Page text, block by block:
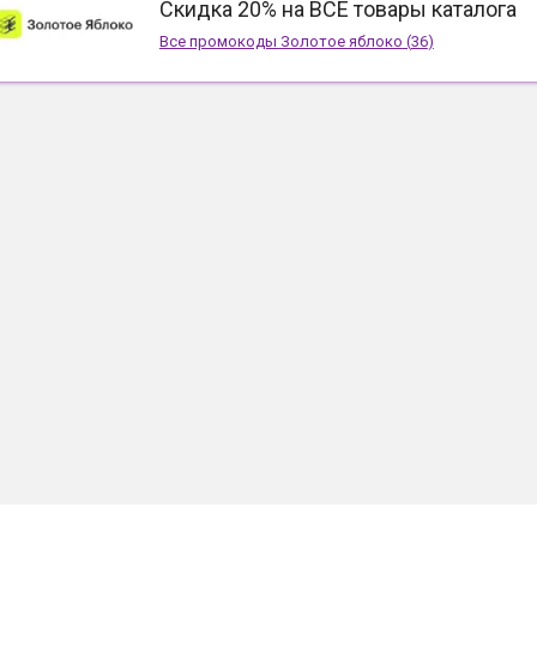
Скидка 20% на ВСЕ товары каталога
Все промокоды Золотое яблоко (36)